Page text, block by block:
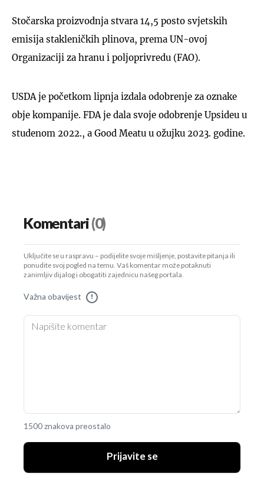
Stočarska proizvodnja stvara 14,5 posto svjetskih
emisija stakleničkih plinova, prema UN-ovoj
Organizaciji za hranu i poljoprivredu (FAO).
USDA je početkom lipnja izdala odobrenje za oznake
obje kompanije. FDA je dala svoje odobrenje Upsideu u
studenom 2022., a Good Meatu u ožujku 2023. godine.
Komentari(0)
Uključite se u raspravu – podijelite svoje mišljenje, postavite pitanja ili
ponudite svoj pogled na temu. Vaš komentar može potaknuti
zanimljiv dijalog i obogatiti zajednicu našeg portala.
Važna obavijest !
1500 znakova preostalo
Prijavite se